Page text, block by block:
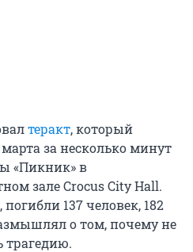
теракт, который
за несколько минут
«Пикник» в
зале Crocus City Hall.
137 человек, 182
о том, почему не
трагедию.